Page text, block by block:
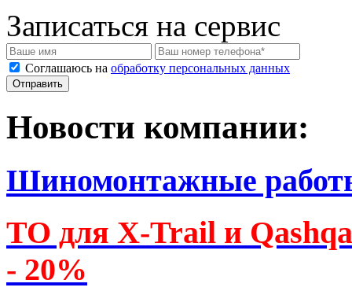
Записаться на сервис
Соглашаюсь на обработку персональных данных
Новости компании:
Шиномонтажные
ТО для X-Trail и
- 20%